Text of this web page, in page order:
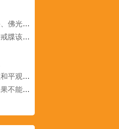
佛学书籍：佛光学：第九课、佛光三昧修持法
大安法师：亡人的皈依证和戒牒该如何处理？可以火化吗？
李向平：因缘和合——佛教和平观的现代意义
妙祥法师开示问答：供的水果不能洗吗？